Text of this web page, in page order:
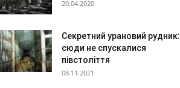
20.04.2020
Секретний урановий рудник:
сюди не спускалися
півстоліття
08.11.2021